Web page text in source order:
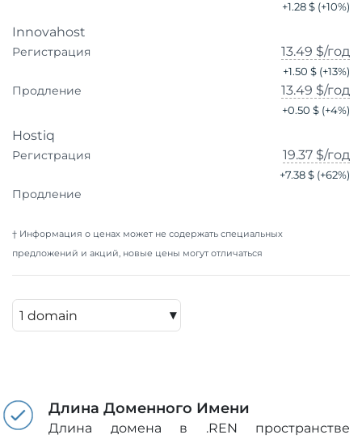
+1.28 $ (+10%)
Innovahost
Регистрация 13.49 $/год
+1.50 $ (+13%)
Продление 13.49 $/год
+0.50 $ (+4%)
Hostiq
Регистрация 19.37 $/год
+7.38 $ (+62%)
Продление
† Информация о ценах может не содержать специальных
предложений и акций, новые цены могут отличаться
▾
Длина Доменного Имени
Длина домена в .REN пространстве